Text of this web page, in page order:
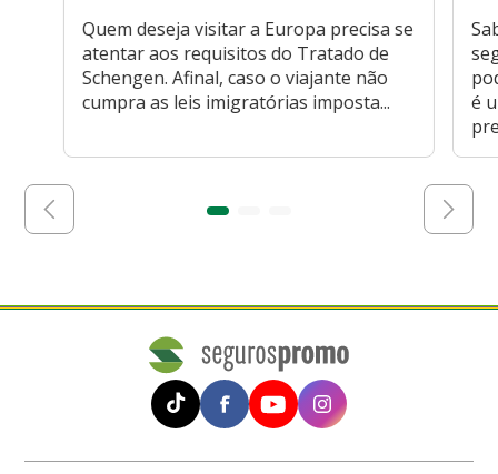
Quem deseja visitar a Europa precisa se
atentar aos requisitos do Tratado de
Schengen. Afinal, caso o viajante não
cumpra as leis imigratórias imposta...
é